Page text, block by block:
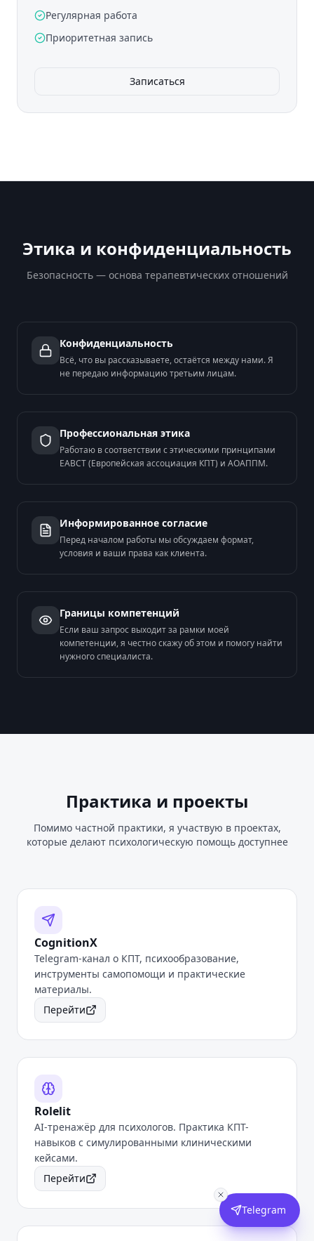
Регулярная работа
Приоритетная запись
Записаться
Этика и конфиденциальность
Безопасность — основа терапевтических отношений
Конфиденциальность
Всё, что вы рассказываете, остаётся между нами. Я
не передаю информацию третьим лицам.
Профессиональная этика
Работаю в соответствии с этическими принципами
EABCT (Европейская ассоциация КПТ) и АОАППМ.
Информированное согласие
Перед началом работы мы обсуждаем формат,
условия и ваши права как клиента.
Границы компетенций
Если ваш запрос выходит за рамки моей
компетенции, я честно скажу об этом и помогу найти
нужного специалиста.
Практика и проекты
Помимо частной практики, я участвую в проектах,
которые делают психологическую помощь доступнее
CognitionX
Telegram-канал о КПТ, психообразование,
инструменты самопомощи и практические
материалы.
Перейти
Rolelit
AI-тренажёр для психологов. Практика КПТ-
навыков с симулированными клиническими
кейсами.
Перейти
Telegram